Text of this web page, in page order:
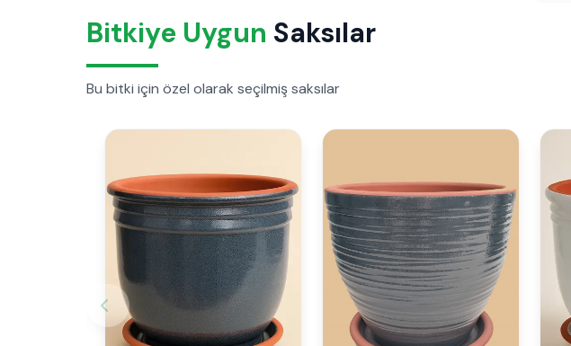
Bitkiye Uygun Saksılar
Bu bitki için özel olarak seçilmiş saksılar